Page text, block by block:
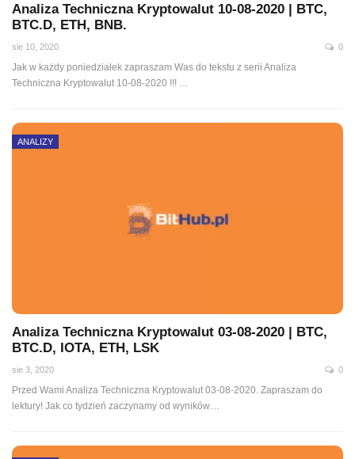
Analiza Techniczna Kryptowalut 10-08-2020 | BTC,
BTC.D, ETH, BNB.
sie 10, 2020 0
Jak w każdy poniedziałek zapraszam Was do tekstu z serii Analiza
Techniczna Kryptowalut 10-08-2020 !!! …
ANALIZY
Analiza Techniczna Kryptowalut 03-08-2020 | BTC,
BTC.D, IOTA, ETH, LSK
sie 3, 2020 0
Przed Wami Analiza Techniczna Kryptowalut 03-08-2020. Zapraszam do
lektury! Jak co tydzień zaczynamy od wyników…